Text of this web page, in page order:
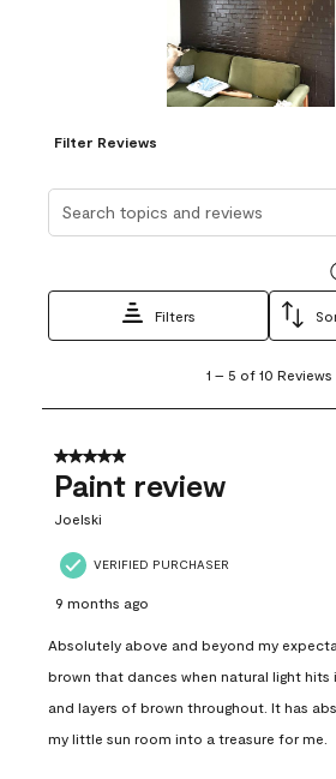
Filter Reviews
Filters
5
10
Reviews
1 – 5 of 10 Reviews
5 out of 5 stars.
Paint review
Joelski
VERIFIED PURCHASER
9 months ago
Absolutely above and beyond my
brown that dances when natural light hits
and layers of brown throughout. It has
my little sun room into a treasure for me.